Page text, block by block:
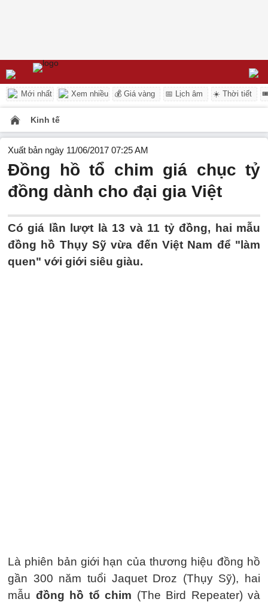
Mới nhất Xem nhiều 💰 Giá vàng 📅 Lịch âm ☀️ Thời tiết
Kinh tế
Xuất bản ngày 11/06/2017 07:25 AM
Đồng hồ tổ chim giá chục tỷ
đồng dành cho đại gia Việt
Có giá lần lượt là 13 và 11 tỷ đồng, hai mẫu
đồng hồ Thụy Sỹ vừa đến Việt Nam để "làm
quen" với giới siêu giàu.
Là phiên bản giới hạn của thương hiệu đồng hồ
gần 300 năm tuổi Jaquet Droz (Thụy Sỹ), hai
mẫu đồng hồ tổ chim (The Bird Repeater) và